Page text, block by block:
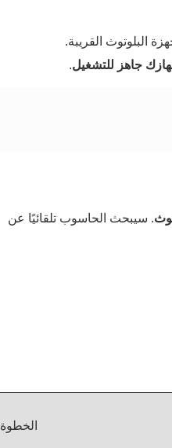
البلوتوث القريبة.
جاهز للتشغيل.
. سيبحث الحاسوب تلقائيًا عن
الخطوة